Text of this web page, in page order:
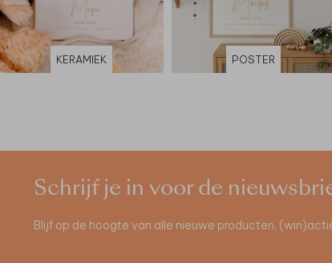
KERAMIEK POSTER
Schrijf je in voor de
Blijf op de hoogte van alle nieuwe producten,